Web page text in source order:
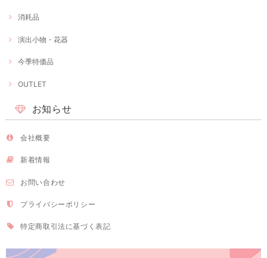
消耗品
演出小物・花器
今季特価品
OUTLET
お知らせ
会社概要
新着情報
お問い合わせ
プライバシーポリシー
特定商取引法に基づく表記